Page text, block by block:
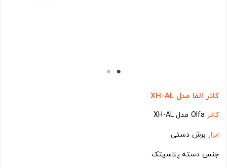
کاتر الفا مدل XH-AL
کاتر
ابزار برش دستی
جنس دسته پلاسیتک